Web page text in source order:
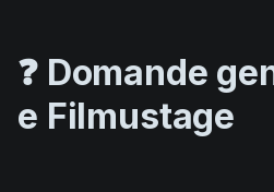
❓ Domande
e Filmustage